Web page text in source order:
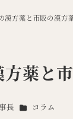
漢方薬と市販の漢方
薬と
長 カテゴリー
コラム